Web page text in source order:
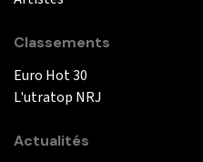
Classements
Euro Hot 30
L'utratop NRJ
Actualités